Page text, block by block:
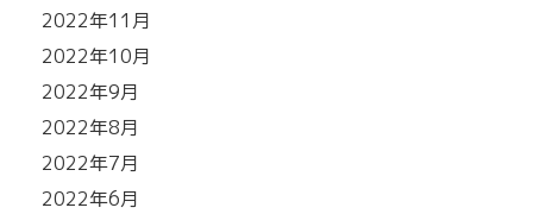
2022年11月
2022年10月
2022年9月
2022年8月
2022年7月
2022年6月